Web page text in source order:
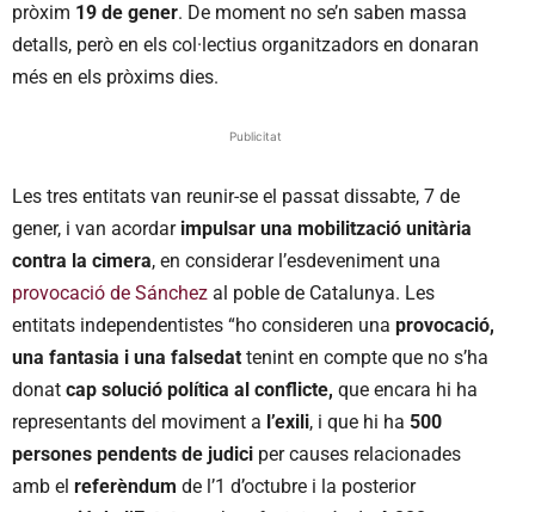
pròxim 19 de gener. De moment no se’n saben massa
detalls, però en els col·lectius organitzadors en donaran
més en els pròxims dies.
Publicitat
Les tres entitats van reunir-se el passat dissabte, 7 de
gener, i van acordar impulsar una mobilització unitària
contra la cimera, en considerar l’esdeveniment una
provocació de Sánchez al poble de Catalunya. Les
entitats independentistes “ho consideren una provocació,
una fantasia i una falsedat tenint en compte que no s’ha
donat cap solució política al conflicte, que encara hi ha
representants del moviment a l’exili, i que hi ha 500
persones pendents de judici per causes relacionades
amb el referèndum de l’1 d’octubre i la posterior